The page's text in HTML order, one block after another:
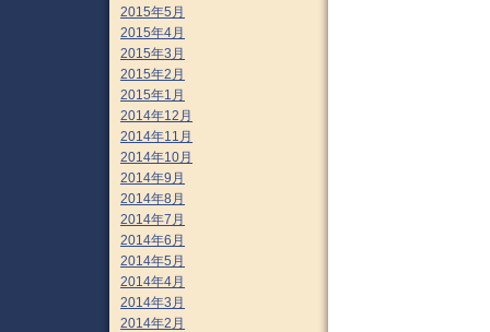
2015年5月
2015年4月
2015年3月
2015年2月
2015年1月
2014年12月
2014年11月
2014年10月
2014年9月
2014年8月
2014年7月
2014年6月
2014年5月
2014年4月
2014年3月
2014年2月